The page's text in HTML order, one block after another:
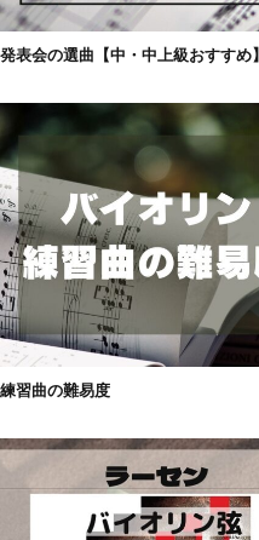
表会の選曲【中・中上級おすすめ】
習曲の難易度